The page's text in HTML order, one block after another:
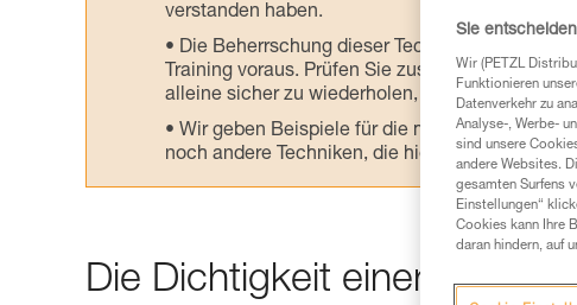
verstanden haben.
Die Beherrschung dieser Techniken setzt
Training voraus. Prüfen Sie zusammen mit
alleine sicher zu wiederholen, bevor Sie ihn
Wir geben Beispiele für die mit Ihrer Aktivität
noch andere Techniken, die hier nicht
Die Dichtigkeit einer
Sie
Wir (PETZL
Funktionieren
Datenverkehr zu
Analyse-, Werbe-
sind unsere
andere Websites.
gesamten Surfens
Einstellungen“
Cookies kann Ihre
daran hindern, auf